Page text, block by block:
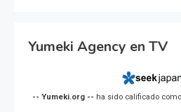
Yumeki Agency en TV
-- Yumeki.org -- ha sido calificado